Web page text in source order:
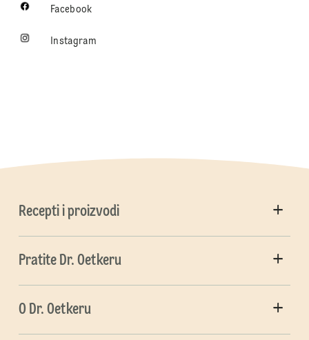
Facebook
Instagram
Recepti i proizvodi
Pratite Dr. Oetkeru
O Dr. Oetkeru